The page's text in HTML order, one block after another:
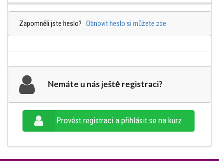
Zapomněli jste heslo? Obnovit heslo si můžete zde.
Nemáte u nás ještě registraci?
Provést registraci a přihlásit se na kurz